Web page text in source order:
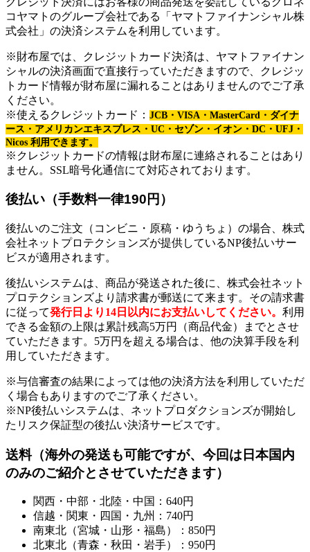
コヤマトのグループ会社である「ヤマトファイナンシャル株
式会社」の決済システムを利用しています。
※財布屋では、クレジットカード決済は、ヤマトファイナン
シャルの決済画面で直接行っていただきますので、クレジッ
トカード情報が財布屋に漏れることはありませんのでご了承
ください。
※使えるクレジットカード： JCB・VISA・MasterCard・ダイナ
ース・アメリカンエキスプレス・UC・セゾン・イオン・DC・UFJ・
Nicos 利用できます。
※クレジットカードの情報は財布屋に連絡されることはあり
ません。SSL暗号化通信にて対応されております。
後払い（手数料一律190円）
後払いのご注文（コンビニ・原稿・ゆうちょ）の場合、株式
会社ネットプロテクションズが提供しているNP後払いサー
ビスが適用されます。
後払いシステムは、商品が発送された後に、株式会社ネット
プロテクションズより請求書が郵送にて来ます。その請求書
に従って発行日より14日以内にお支払いしてください。 利用
できる金額の上限は累計残高5万円（商品代金）までとさせ
ていただきます。5万円を超える場合は、他の決算手段を利
用していただきます。
※与信審査の結果によっては他の決済方法を利用していただ
く場合もありますのでご了承ください。
※NP後払いシステムは、ネットプロダクションズが開始し
たリスク保証型の後払い決済サービスです。
送料（海外の発送も可能ですが、今回は日本国内
のみのご紹介とさせていただきます）
関西・中部・北陸・中国：640円
信越・関東・四国・九州：740円
南東北（宮城・山形・福島）：850円
北東北（青森・秋田・岩手）：950円